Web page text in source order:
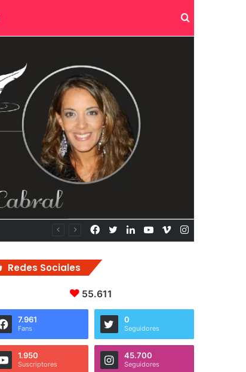
Buscar
Instagram
Vimeo
YouTube
LinkedIn
Twitter
Facebook
Redes Sociales
55.611
7.961
Fans
0
Seguidores
1.950
Suscriptores
45.700
Seguidores